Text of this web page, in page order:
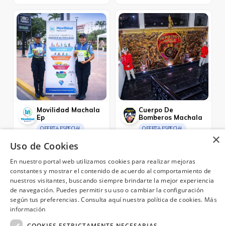
Movilidad Machala
Ep
OFERTA ESPECIAL
Machala
Cuerpo De
Bomberos Machala
OFERTA ESPECIAL
¿Necesitas ayuda? (02) 298 1300
×
Uso de Cookies
En nuestro portal web utilizamos cookies para realizar mejoras
constantes y mostrar el contenido de acuerdo al comportamiento de
nuestros visitantes, buscando siempre brindarte la mejor experiencia
de navegación. Puedes permitir su uso o cambiar la configuración
según tus preferencias. Consulta aquí nuestra política de cookies. Más
información